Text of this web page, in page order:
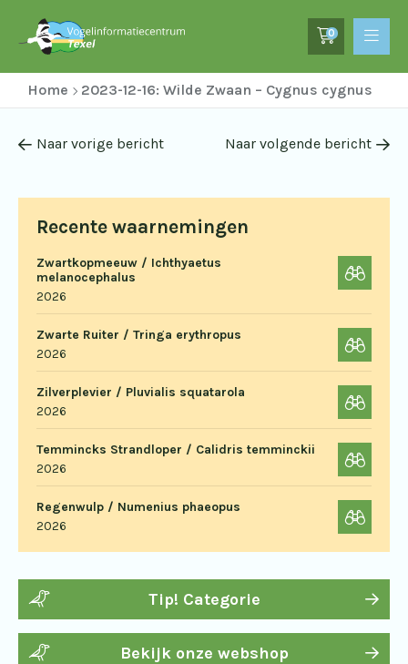
0
Home 2023-12-16: Wilde Zwaan – Cygnus cygnus
Recente waarnemingen
Zwartkopmeeuw / Ichthyaetus
melanocephalus
2026
Zwarte Ruiter / Tringa erythropus
2026
Zilverplevier / Pluvialis squatarola
2026
Temmincks Strandloper / Calidris temminckii
2026
Regenwulp / Numenius phaeopus
2026
Tip! Categorie
Bekijk onze webshop
Naar vorige bericht Naar volgende bericht